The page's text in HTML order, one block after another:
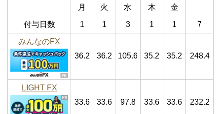
月 火 水 木 金
付与日数 1 1 3 1 1 7
みんなのFX
36.2
36.2 105.6 35.2 35.2 248.4
LIGHT FX
33.6
33.6 97.8 33.6 33.6 232.2